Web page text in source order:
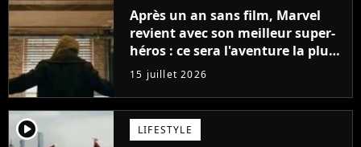
Après un an sans film, Marvel
revient avec son meilleur super-
héros : ce sera l'aventure la plus
sombre du personnage jusqu’à
présent
15 juillet 2026
player2 LIFESTYLE